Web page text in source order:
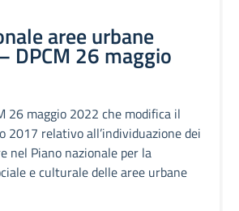
aree urbane
DPCM 26 maggio
26 maggio 2022 che modifica il
2017 relativo all’individuazione dei
nel Piano nazionale per la
e culturale delle aree urbane